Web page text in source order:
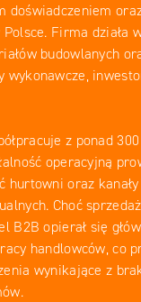
doświadczeniem
Firma działa
budowlanych
z ponad
operacyjną
hurtowni oraz
Choć
B2B opierał się
handlowców, co
wynikające z